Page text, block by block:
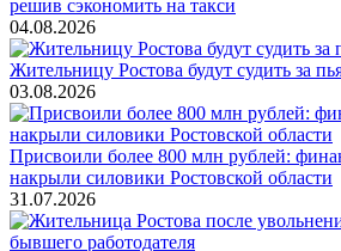
решив сэкономить на такси
04.08.2026
Жительницу Ростова будут судить за
03.08.2026
Присвоили более 800 млн рублей:
накрыли силовики Ростовской области
31.07.2026